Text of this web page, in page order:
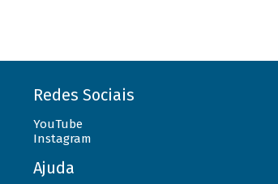
Redes Sociais
YouTube
Instagram
Ajuda